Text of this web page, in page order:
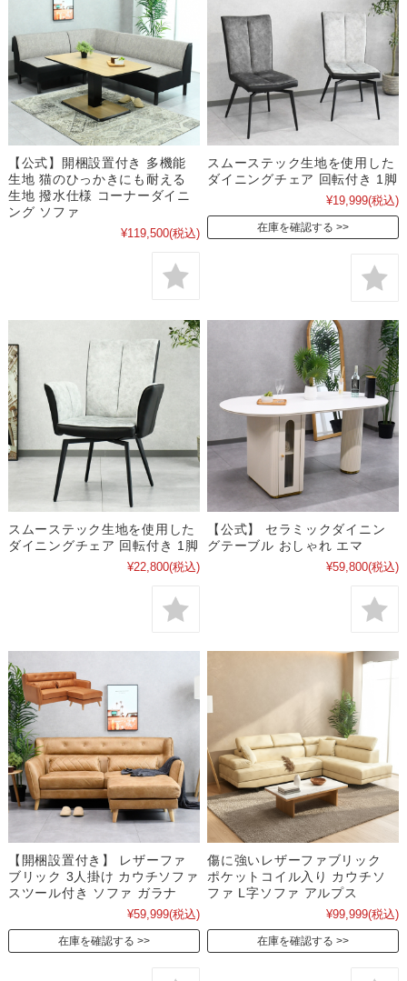
【公式】開梱設置付き 多機能
生地 猫のひっかきにも耐える
生地 撥水仕様 コーナーダイニ
ング ソファ
¥119,500(税込)
スムーステック生地を使用した
ダイニングチェア 回転付き 1脚
¥19,999(税込)
在庫を確認する
スムーステック生地を使用した
ダイニングチェア 回転付き 1脚
¥22,800(税込)
【公式】 セラミックダイニン
グテーブル おしゃれ エマ
¥59,800(税込)
【開梱設置付き】 レザーファ
ブリック 3人掛け カウチソファ
スツール付き ソファ ガラナ
¥59,999(税込)
在庫を確認する
傷に強いレザーファブリック
ポケットコイル入り カウチソ
ファ L字ソファ アルプス
¥99,999(税込)
在庫を確認する